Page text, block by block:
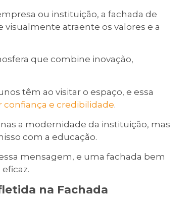
ou instituição, a fachada de
atraente os valores e a
que combine inovação,
têm ao visitar o espaço, e essa
confiança e credibilidade.
a modernidade da instituição, mas
com a educação.
mensagem, e uma fachada bem
na Fachada